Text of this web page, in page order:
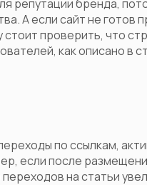
репутации бренда,
А если сайт не готов
проверить, что
как описано в
по ссылкам,
если после
на статьи